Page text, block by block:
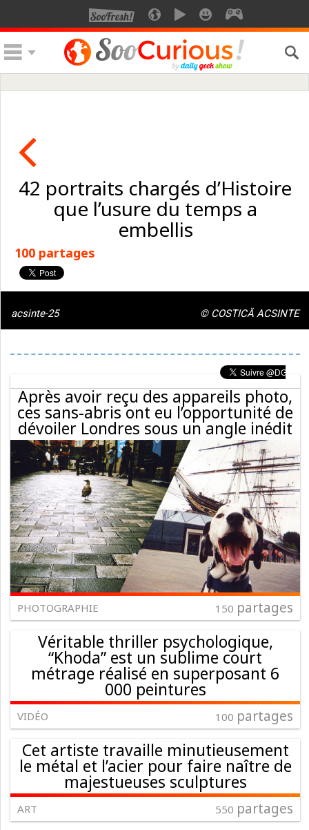
42 portraits chargés d’Histoire
que l’usure du temps a
embellis
100 partages
acsinte-25 © COSTICĂ ACSINTE
Après avoir reçu des appareils photo,
ces sans-abris ont eu l’opportunité de
dévoiler Londres sous un angle inédit
PHOTOGRAPHIE 150 partages
Véritable thriller psychologique,
“Khoda” est un sublime court
métrage réalisé en superposant 6
000 peintures
VIDÉO 100 partages
Cet artiste travaille minutieusement
le métal et l’acier pour faire naître de
majestueuses sculptures
ART 550 partages